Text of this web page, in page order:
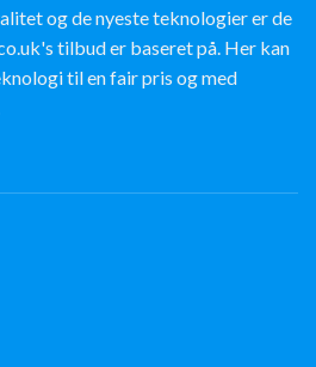
og de nyeste teknologier er de
tilbud er baseret på. Her kan
til en fair pris og med